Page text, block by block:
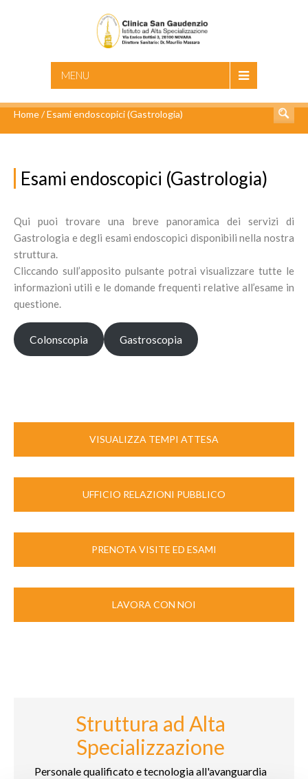
MENU
Home/Esami endoscopici (Gastrologia)
Esami endoscopici (Gastrologia)
Qui puoi trovare una breve panoramica dei servizi di
Gastrologia e degli esami endoscopici disponibili nella nostra
struttura.
Cliccando sull’apposito pulsante potrai visualizzare tutte le
informazioni utili e le domande frequenti relative all’esame in
questione.
Colonscopia Gastroscopia
VISUALIZZA TEMPI ATTESA
UFFICIO RELAZIONI PUBBLICO
PRENOTA VISITE ED ESAMI
LAVORA CON NOI
Struttura ad Alta
Specializzazione
Personale qualificato e tecnologia all'avanguardia